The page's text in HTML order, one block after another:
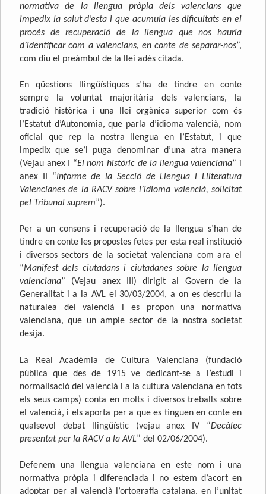
normativa de la llengua pròpia dels valencians que
impedix la salut d’esta i que acumula les dificultats en el
procés de recuperació de la llengua que nos hauria
d’identificar com a valencians, en conte de separar-nos”,
com diu el preàmbul de la llei adés citada.
En qüestions llingüístiques s’ha de tindre en conte
sempre la voluntat majoritària dels valencians, la
tradició històrica i una llei orgànica superior com és
l’Estatut d’Autonomia, que parla d’idioma valencià, nom
oficial que rep la nostra llengua en l’Estatut, i que
impedix que se’l puga denominar d’una atra manera
(Vejau anex I “El nom històric de la llengua valenciana” i
anex II “Informe de la Secció de Llengua i Lliteratura
Valencianes de la RACV sobre l’idioma valencià, solicitat
pel Tribunal suprem”).
Per a un consens i recuperació de la llengua s’han de
tindre en conte les propostes fetes per esta real institució
i diversos sectors de la societat valenciana com ara el
“Manifest dels ciutadans i ciutadanes sobre la llengua
valenciana” (Vejau anex III) dirigit al Govern de la
Generalitat i a la AVL el 30/03/2004, a on es descriu la
naturalea del valencià i es propon una normativa
valenciana, que un ample sector de la nostra societat
desija.
La Real Acadèmia de Cultura Valenciana (fundació
pública que des de 1915 ve dedicant-se a l’estudi i
normalisació del valencià i a la cultura valenciana en tots
els seus camps) conta en molts i diversos treballs sobre
el valencià, i els aporta per a que es tinguen en conte en
qualsevol debat llingüístic (vejau anex IV “Decàlec
presentat per la RACV a la AVL” del 02/06/2004).
Defenem una llengua valenciana en este nom i una
normativa pròpia i diferenciada i no estem d’acort en
adoptar per al valencià l’ortografia catalana, en l’unitat